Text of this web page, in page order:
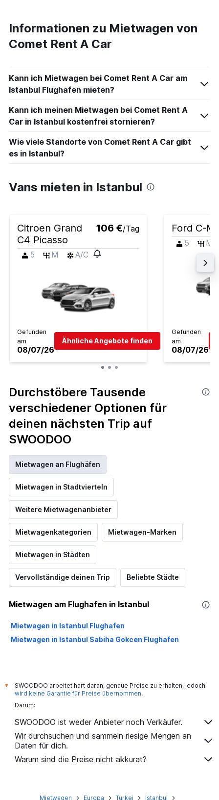
Informationen zu Mietwagen von
Comet Rent A Car
Kann ich Mietwagen bei Comet Rent A Car am
Istanbul Flughafen mieten?
Kann ich meinen Mietwagen bei Comet Rent A
Car in Istanbul kostenfrei stornieren?
Wie viele Standorte von Comet Rent A Car gibt
es in Istanbul?
Vans mieten in Istanbul
Citroen Grand
C4 Picasso
106 €/Tag
5 M A/C
Gefunden
am
08/07/26
Ähnliche Angebote finden
Ford C-
5 M
Gefunden
am
08/07/26
Durchstöbere Tausende
verschiedener Optionen für
deinen nächsten Trip auf
SWOODOO
Mietwagen an Flughäfen
Mietwagen in Stadtvierteln
Weitere Mietwagenanbieter
Mietwagenkategorien Mietwagen-Marken
Mietwagen in Städten
Vervollständige deinen Trip Beliebte Städte
Mietwagen am Flughafen in Istanbul
Mietwagen in Istanbul Flughafen
Mietwagen in Istanbul Sabiha Gokcen Flughafen
*
SWOODOO arbeitet hart daran, genaue Preise zu erhalten, jedoch
wird keine Garantie für Preise übernommen.
Darum:
SWOODOO ist weder Anbieter noch Verkäufer.
Wir durchsuchen und sammeln riesige Mengen an
Daten für dich.
Warum sind die Preise nicht akkurat?
Mietwagen Europa Türkei Istanbul